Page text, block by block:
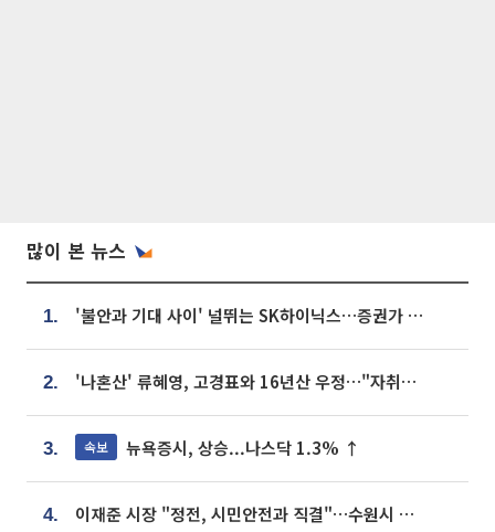
많이 본 뉴스
1. '불안과 기대 사이' 널뛰는 SK하이닉스…증권가 "HBM4·LTA 기반 펀터멘털 견고"
2. '나혼산' 류혜영, 고경표와 16년산 우정…"자취방서 부모님과 마주쳐"
3. 속보 뉴욕증시, 상승...나스닥 1.3% ↑
4. 이재준 시장 "정전, 시민안전과 직결"…수원시 비상대응체계 가동